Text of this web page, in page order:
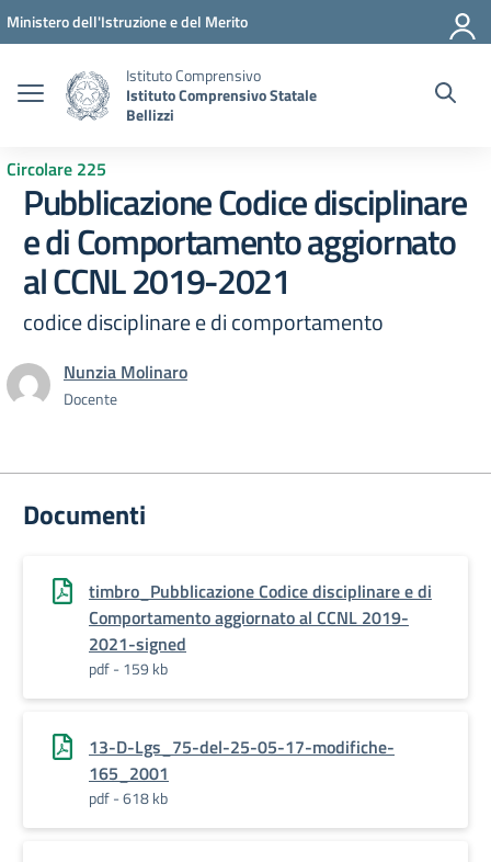
Vai ai contenuti
Vai al menu di navigazione
Vai al footer
Ministero dell'Istruzione e del Merito
Istituto Comprensivo
Istituto Comprensivo Statale
Bellizzi
Circolare 225
Pubblicazione Codice disciplinare
e di Comportamento aggiornato
al CCNL 2019-2021
codice disciplinare e di comportamento
Nunzia Molinaro
Docente
Documenti
timbro_Pubblicazione Codice disciplinare e di
Comportamento aggiornato al CCNL 2019-
2021-signed
pdf - 159 kb
13-D-Lgs_75-del-25-05-17-modifiche-
165_2001
pdf - 618 kb